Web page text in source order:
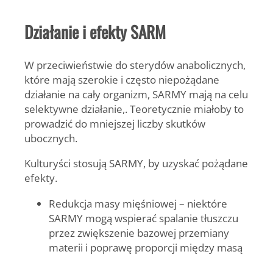
Działanie i efekty SARM
W przeciwieństwie do sterydów anabolicznych,
które mają szerokie i często niepożądane
działanie na cały organizm, SARMY mają na celu
selektywne działanie,. Teoretycznie miałoby to
prowadzić do mniejszej liczby skutków
ubocznych.
Kulturyści stosują SARMY, by uzyskać pożądane
efekty.
Redukcja masy mięśniowej – niektóre
SARMY mogą wspierać spalanie tłuszczu
przez zwiększenie bazowej przemiany
materii i poprawę proporcji między masą